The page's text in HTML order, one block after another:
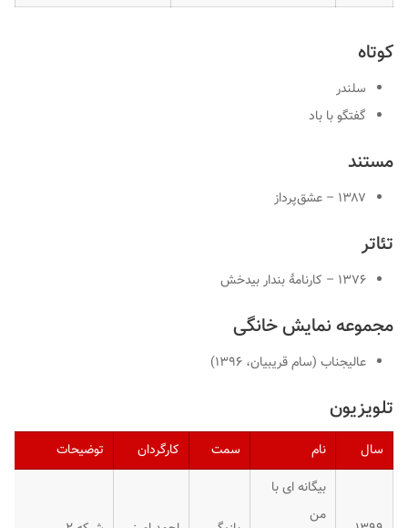
کوتاه
سلندر
گفتگو با باد
مستند
۱۳۸۷ – عشق‌پرداز
تئاتر
۱۳۷۶ – کارنامهٔ بندار بیدخش
مجموعه نمایش خانگی
عالیجناب (سام قریبیان، ۱۳۹۶)
تلویزیون
سال نام سمت کارگردان توضیحات
بیگانه ای با
من